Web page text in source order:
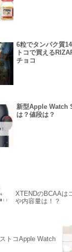
6粒でタンパク質
トコで買える
チョコ
新型Apple Watch
は？値段は？
XTENDのBCAAは
や内容量は！？
トコApple Watch